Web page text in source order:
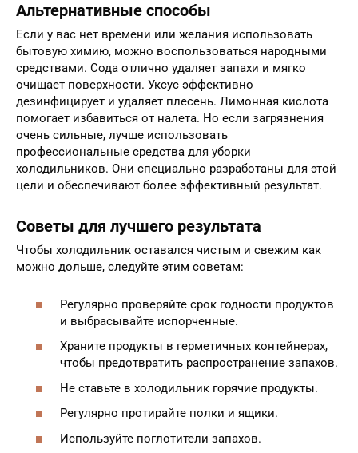
Альтернативные способы
Если у вас нет времени или желания использовать
бытовую химию, можно воспользоваться народными
средствами. Сода отлично удаляет запахи и мягко
очищает поверхности. Уксус эффективно
дезинфицирует и удаляет плесень. Лимонная кислота
помогает избавиться от налета. Но если загрязнения
очень сильные, лучше использовать
профессиональные средства для уборки
холодильников. Они специально разработаны для этой
цели и обеспечивают более эффективный результат.
Советы для лучшего результата
Чтобы холодильник оставался чистым и свежим как
можно дольше, следуйте этим советам:
Регулярно проверяйте срок годности продуктов
и выбрасывайте испорченные.
Храните продукты в герметичных контейнерах,
чтобы предотвратить распространение запахов.
Не ставьте в холодильник горячие продукты.
Регулярно протирайте полки и ящики.
Используйте поглотители запахов.